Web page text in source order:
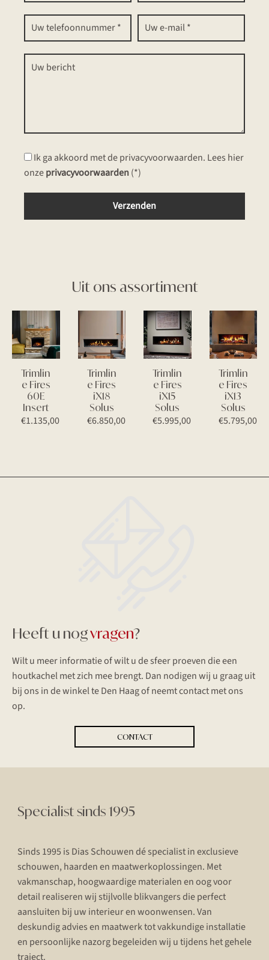
Ik ga akkoord met de privacyvoorwaarden. Lees hier
onzeprivacyvoorwaarden(*)
Uit ons assortiment
Trimlin
e Fires
60E
Insert
€1.135,00
Trimlin
e Fires
iX18
Solus
€6.850,00
Trimlin
e Fires
iX15
Solus
€5.995,00
Trimlin
e Fires
iX13
Solus
€5.795,00
Heeft u nogvragen?
Wilt u meer informatie of wilt u de sfeer proeven die een
houtkachel met zich mee brengt. Dan nodigen wij u graag uit
bij ons in de winkel te Den Haag of neemt contact met ons
op.
CONTACT
Specialist sinds 1995
Sinds 1995 is Dias Schouwen dé specialist in exclusieve
schouwen, haarden en maatwerkoplossingen. Met
vakmanschap, hoogwaardige materialen en oog voor
detail realiseren wij stijlvolle blikvangers die perfect
aansluiten bij uw interieur en woonwensen. Van
deskundig advies en maatwerk tot vakkundige installatie
en persoonlijke nazorg begeleiden wij u tijdens het gehele
traject.